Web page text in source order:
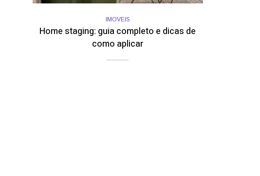
IMOVEIS
Home staging: guia completo e dicas de
como aplicar